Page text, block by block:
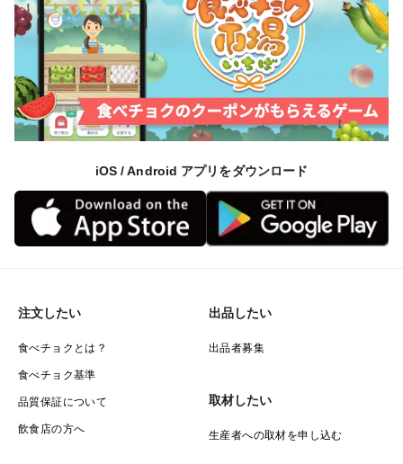
iOS / Android アプリをダウンロード
注文したい
食べチョクとは？
食べチョク基準
品質保証について
飲食店の方へ
出品したい
出品者募集
取材したい
生産者への取材を申し込む